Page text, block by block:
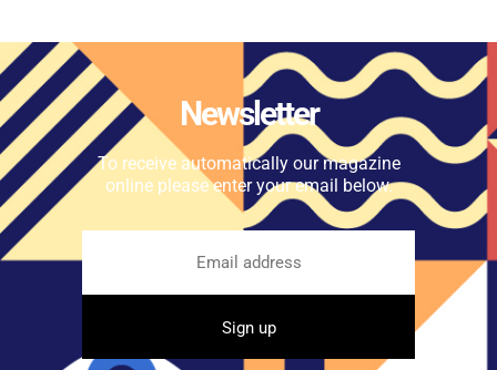
Newsletter
To receive automatically our magazine
online please enter your email below.